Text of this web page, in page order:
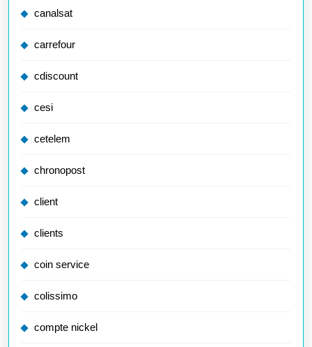
canalsat
carrefour
cdiscount
cesi
cetelem
chronopost
client
clients
coin service
colissimo
compte nickel